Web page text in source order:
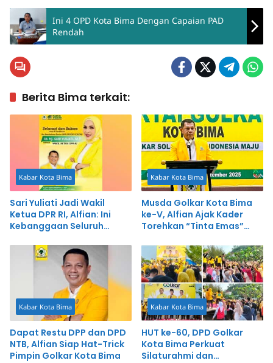
Ini 4 OPD Kota Bima Dengan Capaian PAD
Rendah
Berita Bima terkait:
Kabar Kota Bima
Sari Yuliati Jadi Wakil
Ketua DPR RI, Alfian: Ini
Kebanggaan Seluruh
Kabar Kota Bima
Musda Golkar Kota Bima
ke-V, Alfian Ajak Kader
Torehkan “Tinta Emas”
Kabar Kota Bima
Dapat Restu DPP dan DPD
NTB, Alfian Siap Hat-Trick
Pimpin Golkar Kota Bima
Kabar Kota Bima
HUT ke-60, DPD Golkar
Kota Bima Perkuat
Silaturahmi dan